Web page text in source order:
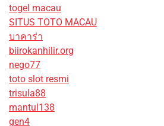
togel macau
SITUS TOTO MACAU
บาคาร่า
biirokanhilir.org
nego77
toto slot resmi
trisula88
mantul138
gen4